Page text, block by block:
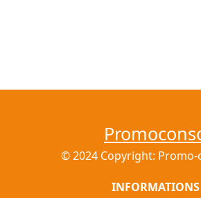
© 2024 Copyright:
INFORMATIONS